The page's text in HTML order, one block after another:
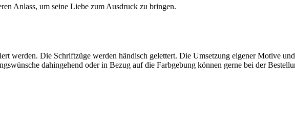
Anlass, um seine Liebe zum Ausdruck zu bringen.
werden. Die Schriftzüge werden händisch gelettert. Die Umsetzung eigener Motive
dahingehend oder in Bezug auf die Farbgebung können gerne bei der